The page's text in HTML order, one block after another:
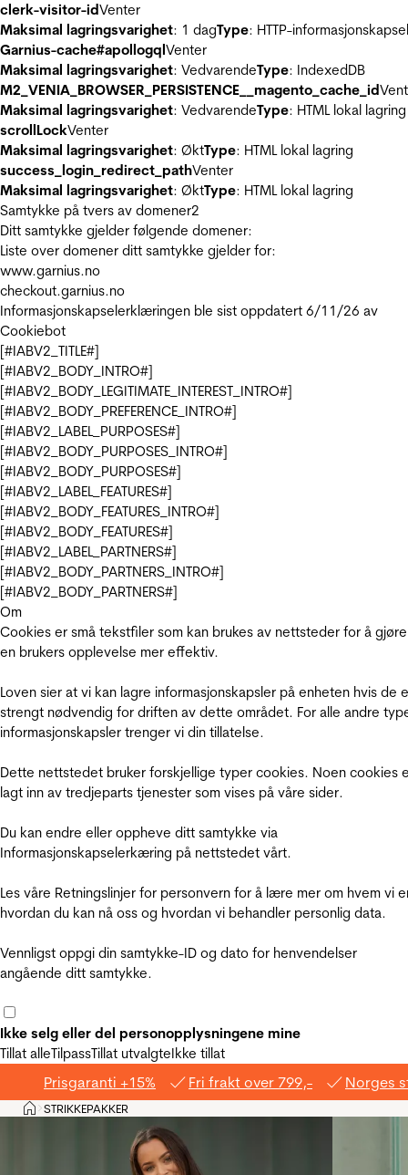
clerk-visitor-idVenter
Maksimal lagringsvarighet: 1 dagType: HTTP-informasjonskapsel
Garnius-cache#apollogqlVenter
Maksimal lagringsvarighet: VedvarendeType: IndexedDB
M2_VENIA_BROWSER_PERSISTENCE__magento_cache_id
Maksimal lagringsvarighet: VedvarendeType: HTML lokal lagring
scrollLockVenter
Maksimal lagringsvarighet: ØktType: HTML lokal lagring
success_login_redirect_pathVenter
Maksimal lagringsvarighet: ØktType: HTML lokal lagring
Samtykke på tvers av domener2
Ditt samtykke gjelder følgende domener:
Liste over domener ditt samtykke gjelder for:
www.garnius.no
checkout.garnius.no
Informasjonskapselerklæringen ble sist oppdatert 6/11/26 av
Cookiebot
[#IABV2_TITLE#]
[#IABV2_BODY_INTRO#]
[#IABV2_BODY_LEGITIMATE_INTEREST_INTRO#]
[#IABV2_BODY_PREFERENCE_INTRO#]
[#IABV2_LABEL_PURPOSES#]
[#IABV2_BODY_PURPOSES_INTRO#]
[#IABV2_BODY_PURPOSES#]
[#IABV2_LABEL_FEATURES#]
[#IABV2_BODY_FEATURES_INTRO#]
[#IABV2_BODY_FEATURES#]
[#IABV2_LABEL_PARTNERS#]
[#IABV2_BODY_PARTNERS_INTRO#]
[#IABV2_BODY_PARTNERS#]
Om
Cookies er små tekstfiler som kan brukes av nettsteder for å gjøre
en brukers opplevelse mer effektiv.
Loven sier at vi kan lagre informasjonskapsler på enheten hvis de
strengt nødvendig for driften av dette området. For alle andre
informasjonskapsler trenger vi din tillatelse.
Dette nettstedet bruker forskjellige typer cookies. Noen cookies
lagt inn av tredjeparts tjenester som vises på våre sider.
Du kan endre eller oppheve ditt samtykke via
Informasjonskapselerkæring på nettstedet vårt.
Les våre Retningslinjer for personvern for å lære mer om hvem vi
hvordan du kan nå oss og hvordan vi behandler personlig data.
Vennligst oppgi din samtykke-ID og dato for henvendelser
angående ditt samtykke.
Ikke selg eller del personopplysningene mine
Tillat alleTilpassTillat utvalgteIkke tillat
Prisgaranti +15% Fri frakt over 799,- Norges
Hjem
>STRIKKEPAKKER